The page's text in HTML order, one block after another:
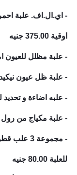
اوقية 375.00 جنيه
- علبة مظلل للعيون
- علبة ظل عيون نيكيد 2 من ايربان ديكاي
- علبه اضاءة و تحديد
- علبة مكياج من رول
للعلبة 80.00 جنيه